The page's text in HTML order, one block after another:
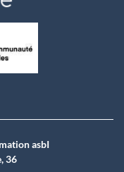
asbI
36